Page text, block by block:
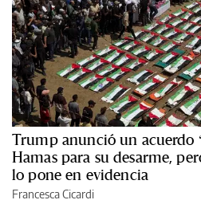
Trump anunció un acuerdo
Hamas para su desarme,
lo pone en evidencia
Francesca Cicardi